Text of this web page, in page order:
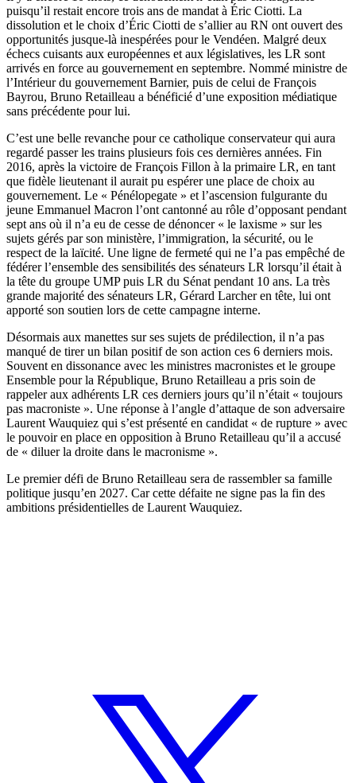
puisqu’il restait encore trois ans de mandat à Éric Ciotti. La
dissolution et le choix d’Éric Ciotti de s’allier au RN ont ouvert des
opportunités jusque-là inespérées pour le Vendéen. Malgré deux
échecs cuisants aux européennes et aux législatives, les LR sont
arrivés en force au gouvernement en septembre. Nommé ministre de
l’Intérieur du gouvernement Barnier, puis de celui de François
Bayrou, Bruno Retailleau a bénéficié d’une exposition médiatique
sans précédente pour lui.
C’est une belle revanche pour ce catholique conservateur qui aura
regardé passer les trains plusieurs fois ces dernières années. Fin
2016, après la victoire de François Fillon à la primaire LR, en tant
que fidèle lieutenant il aurait pu espérer une place de choix au
gouvernement. Le « Pénélopegate » et l’ascension fulgurante du
jeune Emmanuel Macron l’ont cantonné au rôle d’opposant pendant
sept ans où il n’a eu de cesse de dénoncer « le laxisme » sur les
sujets gérés par son ministère, l’immigration, la sécurité, ou le
respect de la laïcité. Une ligne de fermeté qui ne l’a pas empêché de
fédérer l’ensemble des sensibilités des sénateurs LR lorsqu’il était à
la tête du groupe UMP puis LR du Sénat pendant 10 ans. La très
grande majorité des sénateurs LR, Gérard Larcher en tête, lui ont
apporté son soutien lors de cette campagne interne.
Désormais aux manettes sur ses sujets de prédilection, il n’a pas
manqué de tirer un bilan positif de son action ces 6 derniers mois.
Souvent en dissonance avec les ministres macronistes et le groupe
Ensemble pour la République, Bruno Retailleau a pris soin de
rappeler aux adhérents LR ces derniers jours qu’il n’était « toujours
pas macroniste ». Une réponse à l’angle d’attaque de son adversaire
Laurent Wauquiez qui s’est présenté en candidat « de rupture » avec
le pouvoir en place en opposition à Bruno Retailleau qu’il a accusé
de « diluer la droite dans le macronisme ».
Le premier défi de Bruno Retailleau sera de rassembler sa famille
politique jusqu’en 2027. Car cette défaite ne signe pas la fin des
ambitions présidentielles de Laurent Wauquiez.